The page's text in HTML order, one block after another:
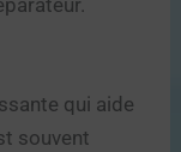
qui aide
souvent